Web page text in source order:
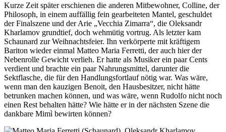
Kurze Zeit später erschienen die anderen Mitbewohner, Colline, der
Philosoph, in einem auffällig fein gearbeiteten Mantel, geschuldet
der Finalszene und der Arie „Vecchia Zimarra“, die Oleksandr
Kharlamov grundtief, doch wehmütig vortrug. Als letzter kam
Schaunard zur Weihnachtsfeier. Ihn verkörperte mit kräftigem
Bariton wieder einmal Matteo Maria Ferretti, der auch hier der
Nebenrolle Gewicht verlieh. Er hatte als Musiker ein paar Cents
verdient und brachte ein paar Nahrungsmittel, darunter die
Sektflasche, die für den Handlungsfortlauf nötig war. Was wäre,
wenn man den kauzigen Benoit, den Hausbesitzer, nicht hätte
betrunken machen können, und was wäre, wenn Rudolfo nicht noch
einen Rest behalten hätte? Wie hätte er in der nächsten Szene die
dankbare Mimì bewirten können?